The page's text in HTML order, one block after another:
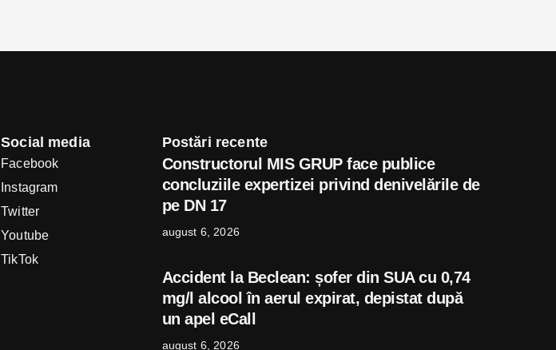
Social media
Facebook
Instagram
Twitter
Youtube
TikTok
Postări recente
Constructorul MIS GRUP face publice
concluziile expertizei privind denivelările de
pe DN 17
august 6, 2026
Accident la Beclean: șofer din SUA cu 0,74
mg/l alcool în aerul expirat, depistat după
un apel eCall
august 6, 2026